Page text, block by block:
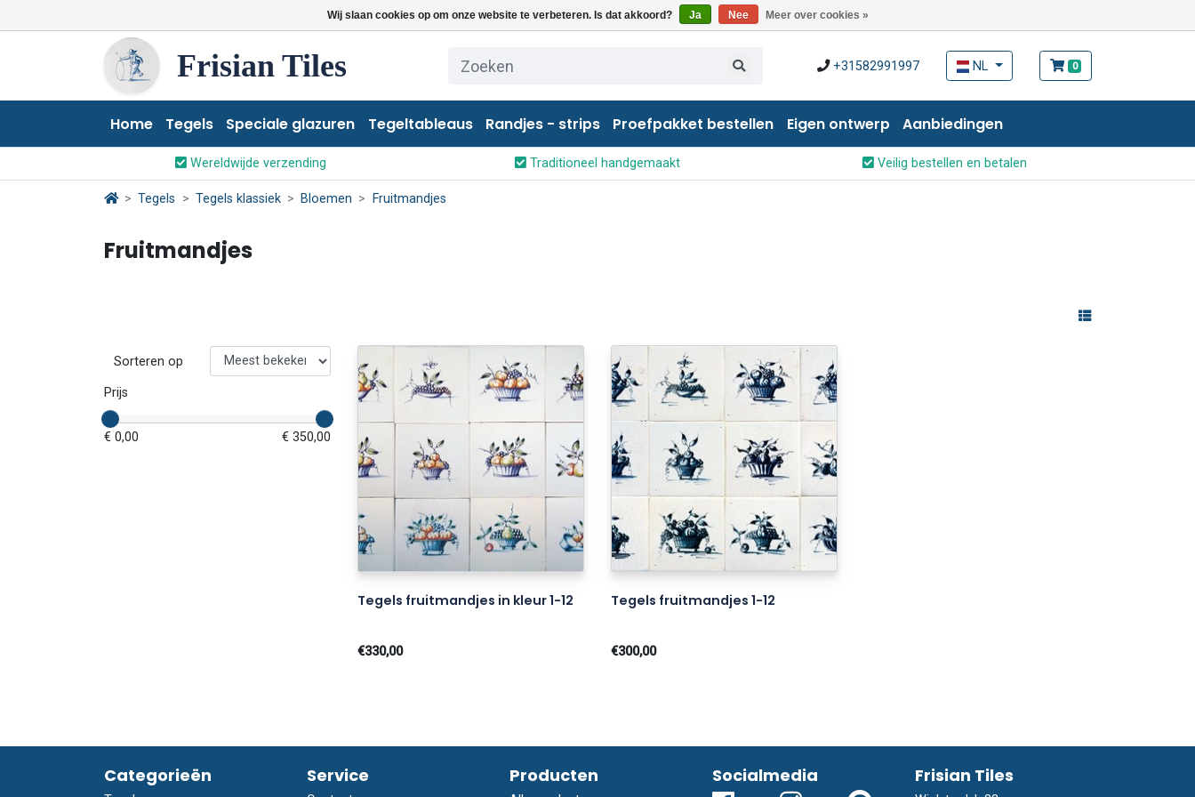
Wij slaan cookies op om onze website te verbeteren. Is dat akkoord? Ja Nee Meer over cookies »
Frisian Tiles +31582991997 NL 0
Home Tegels Speciale glazuren Tegeltableaus Randjes - strips Proefpakket bestellen Eigen ontwerp Aanbiedingen
Wereldwijde verzending Traditioneel handgemaakt Veilig bestellen en betalen
Tegels Tegels klassiek Bloemen Fruitmandjes
Fruitmandjes
Sorteren op
Prijs
€ 0,00 € 350,00
Tegels fruitmandjes in kleur 1-12
€330,00
Tegels fruitmandjes 1-12
€300,00
Categorieën Service Producten Socialmedia Frisian Tiles